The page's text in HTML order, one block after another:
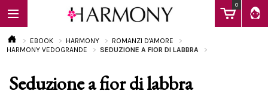
0
EBOOK
EBOOK HARMONY
ROMANZI D'AMORE
HARMONY VEDOGRANDE
SEDUZIONE A FIOR DI LABBRA
Seduzione a fior di labbra